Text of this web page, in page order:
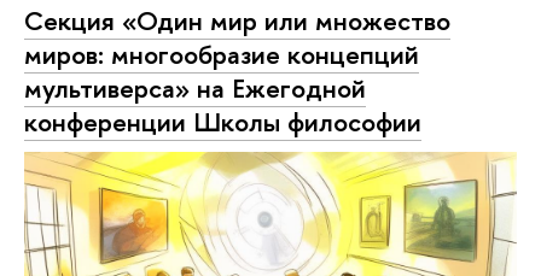
Секция «Один мир или множество
миров: многообразие концепций
мультиверса» на Ежегодной
конференции Школы философии